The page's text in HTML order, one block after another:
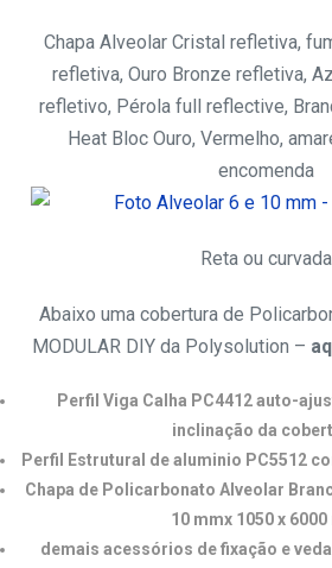
Chapa Alveolar Cristal refletiva,
refletiva, Ouro Bronze refletiva,
refletivo, Pérola full reflective,
Heat Bloc Ouro, Vermelho,
encomenda
Reta ou curvada
Abaixo uma cobertura de
MODULAR DIY da Polysolution –
Perfil Viga Calha PC4412 auto-
inclinação da
Perfil Estrutural de aluminio PC5512
Chapa de Policarbonato Alveolar
10 mmx 1050 x 6000
demais acessórios de fixação e